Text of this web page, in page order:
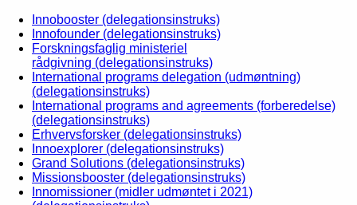
Innobooster (delegationsinstruks)
Innofounder (delegationsinstruks)
Forskningsfaglig ministeriel
rådgivning (delegationsinstruks)
International programs delegation (udmøntning)
(delegationsinstruks)
International programs and agreements (forberedelse)
(delegationsinstruks)
Erhvervsforsker (delegationsinstruks)
Innoexplorer (delegationsinstruks)
Grand Solutions (delegationsinstruks)
Missionsbooster (delegationsinstruks)
Innomissioner (midler udmøntet i 2021)